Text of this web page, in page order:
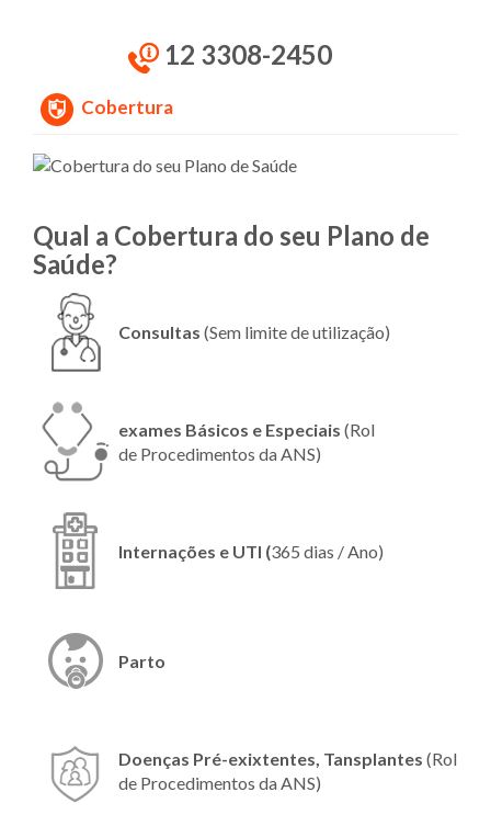
12 3308-2450
Cobertura
Qual a Cobertura do seu Plano de
Saúde?
Consultas (Sem limite de utilização)
exames Básicos e Especiais (Rol
de Procedimentos da ANS)
Internações e UTI (365 dias / Ano)
Parto
Doenças Pré-exixtentes, Tansplantes (Rol
de Procedimentos da ANS)